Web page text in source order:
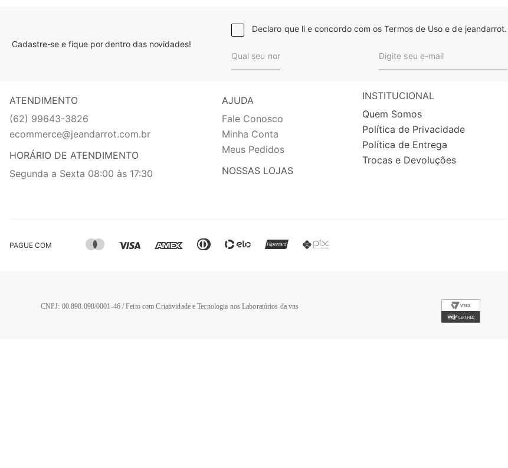
Cadastre-se e fique por dentro das novidades!
Declaro que li e concordo com os Termos de Uso e de jeandarrot.
ATENDIMENTO
(62) 99643-3826
ecommerce@jeandarrot.com.br
HORÁRIO DE ATENDIMENTO
Segunda a Sexta 08:00 às 17:30
AJUDA
Fale Conosco
Minha Conta
Meus Pedidos
NOSSAS LOJAS
INSTITUCIONAL
Quem Somos
Política de Privacidade
Política de Entrega
Trocas e Devoluções
PAGUE COM
CNPJ: 00.898.098/0001-46 / Feito com Criatividade e Tecnologia nos Laboratórios da vns